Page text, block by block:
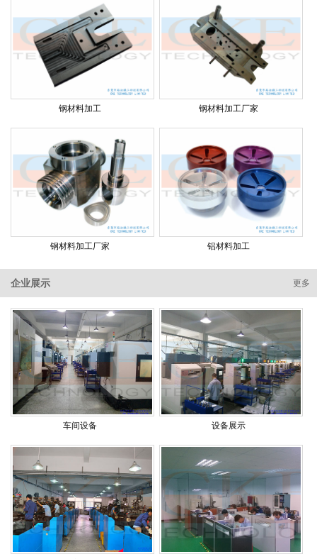
钢材料加工 钢材料加工厂家
钢材料加工厂家 铝材料加工
更多
企业展示
车间设备 设备展示